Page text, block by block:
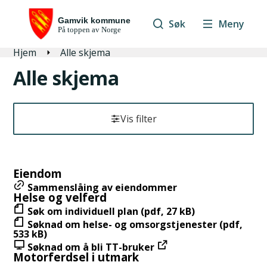
Søk Meny
Du er her:
Hjem Alle skjema
Alle skjema
Vis filter
e
s
u
l
t
a
t
Eiendom
Sammenslåing av eiendommer
Helse og velferd
Søk om individuell plan (pdf, 27 kB)
Søknad om helse- og omsorgstjenester (pdf,
533 kB)
Søknad om å bli TT-bruker
Motorferdsel i utmark